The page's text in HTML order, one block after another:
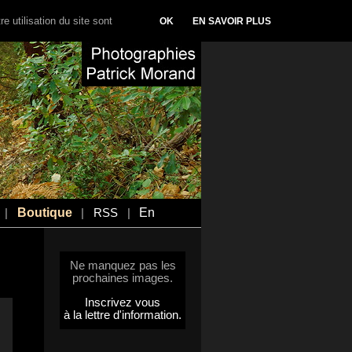
Boutique RSS En
Ne manquez pas les
prochaines images.
Inscrivez vous
à la lettre d'information.
utilisation du site sont OK EN SAVOIR PLUS